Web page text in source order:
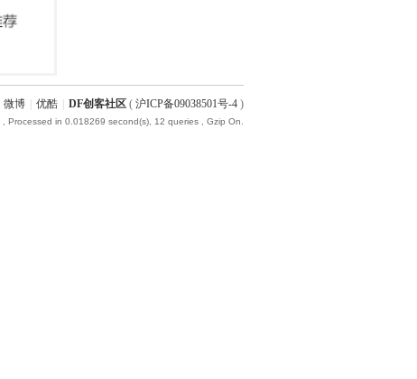
微博 优酷 DF创客社区 ( 沪ICP备09038501号-4 )
, Processed in 0.018269 second(s), 12 queries , Gzip On.